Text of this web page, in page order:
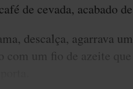
de cevada, acabado
descalça, agarrava
com um fio de azeite